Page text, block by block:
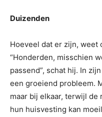
Duizenden
Hoeveel dat er zijn,
“Honderden, misschien
passend”, schat hij. In
een groeiend probleem.
maar bij elkaar, terwijl de
hun huisvesting kan